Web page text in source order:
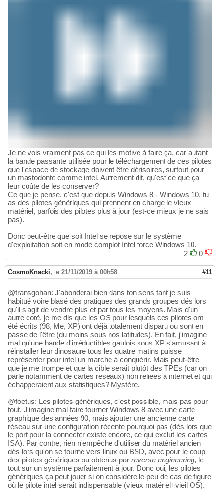
Je ne vois vraiment pas ce qui les motive à faire ça, car autant
la bande passante utilisée pour le téléchargement de ces pilotes
que l'espace de stockage doivent être dérisoires, surtout pour
un mastodonte comme intel. Autrement dit, qu'est ce que ça
leur coûte de les conserver?
Ce que je pense, c'est que depuis Windows 8 - Windows 10, tu
as des pilotes génériques qui prennent en charge le vieux
matériel, parfois des pilotes plus à jour (est-ce mieux je ne sais
pas).
Donc peut-être que soit Intel se repose sur le système
d'exploitation soit en mode complot Intel force Windows 10.
2
0
CosmoKnacki, le 21/11/2019 à 00h58 #11
@transgohan: J'abonderai bien dans ton sens tant je suis
habitué voire blasé des pratiques des grands groupes dés lors
qu'il s'agit de vendre plus et par tous les moyens. Mais d'un
autre coté, je me dis que les OS pour lesquels ces pilotes ont
été écrits (98, Me, XP) ont déjà totalement disparu ou sont en
passe de l'être (du moins sous nos latitudes). En fait, j'imagine
mal qu'une bande d'irréductibles gaulois sous XP s'amusant à
réinstaller leur dinosaure tous les quatre matins puisse
représenter pour intel un marché à conquérir. Mais peut-être
que je me trompe et que la cible serait plutôt des TPEs (car on
parle notamment de cartes réseaux) non reliées à internet et qui
échapperaient aux statistiques? Mystère.
@foetus: Les pilotes génériques, c'est possible, mais pas pour
tout. J'imagine mal faire tourner Windows 8 avec une carte
graphique des années 90, mais ajouter une ancienne carte
réseau sur une configuration récente pourquoi pas (dés lors que
le port pour la connecter existe encore, ce qui exclut les cartes
ISA). Par contre, rien n'empêche d'utiliser du matériel ancien
dés lors qu'on se tourne vers linux ou BSD, avec pour le coup
des pilotes génériques ou obtenus par reverse engineering, le
tout sur un système parfaitement à jour. Donc oui, les pilotes
génériques ça peut jouer si on considère le peu de cas de figure
où le pilote intel serait indispensable (vieux matériel+vieil OS).